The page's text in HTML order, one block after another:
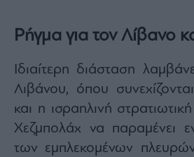
Ρήγμα για τον Λίβανο
Ιδιαίτερη διάσταση
Λιβάνου, όπου
και η ισραηλινή
Χεζμπολάχ να παραμένει
των εμπλεκομένων